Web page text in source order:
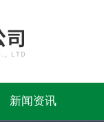
新闻资讯